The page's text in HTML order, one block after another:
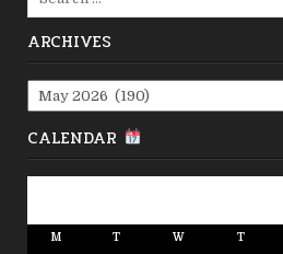
ARCHIVES
Archives
CALENDAR
M T W T